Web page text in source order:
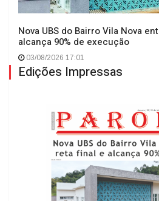
Nova UBS do Bairro Vila Nova
alcança 90% de execução
03/08/2026 17:01
Edições Impressas